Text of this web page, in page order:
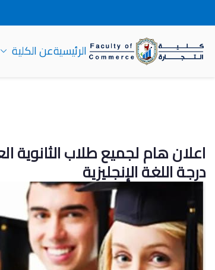
الرئيسيةعن الكلية
درجة اللغة الإنجليزية